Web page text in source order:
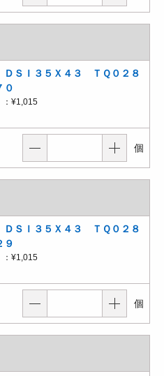
ＳＩ３５Ｘ４３ ＴＱ０２８
０
¥1,015
個
ＳＩ３５Ｘ４３ ＴＱ０２８
９
¥1,015
個